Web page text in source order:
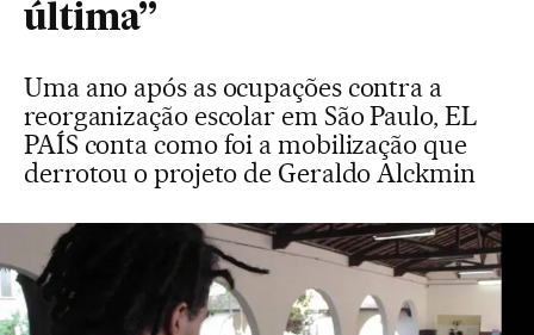
última”
Uma ano após as ocupações contra a
reorganização escolar em São Paulo, EL
PAÍS conta como foi a mobilização que
derrotou o projeto de Geraldo Alckmin